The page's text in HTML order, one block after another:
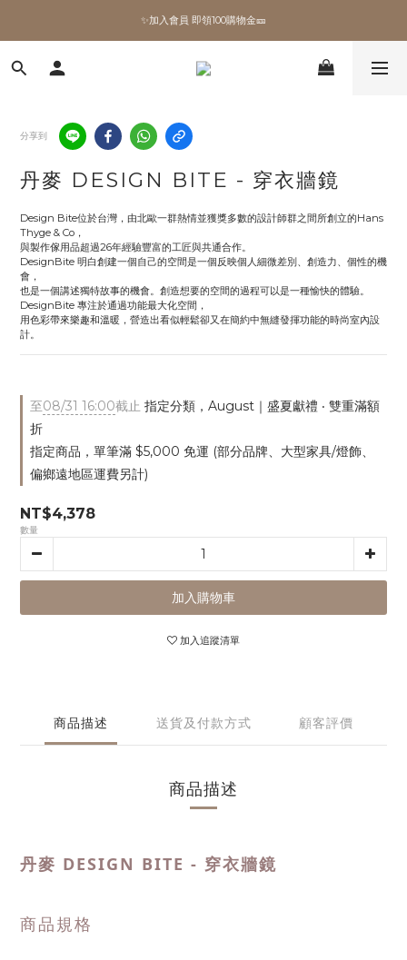
✨加入會員 即領100購物金🎫
✨加入會員 即領100購物金🎫
全館滿額現折🔥
✨加入會員 即領100購物金🎫
分享到
丹麥 DESIGN BITE - 穿衣牆鏡
Design Bite位於台灣，由北歐一群熱情並獲獎多數的設計師群之間所創立的Hans
Thyge & Co，
與製作傢用品超過26年經驗豐富的工匠與共通合作。
DesignBite 明白創建一個自己的空間是一個反映個人細微差別、創造力、個性的機
會，
也是一個講述獨特故事的機會。創造想要的空間的過程可以是一種愉快的體驗。
DesignBite 專注於通過功能最大化空間，
用色彩帶來樂趣和溫暖，營造出看似輕鬆卻又在簡約中無縫發揮功能的時尚室內設
計。
至08/31 16:00截止 指定分類，August｜盛夏獻禮 ‧ 雙重滿額
折
指定商品，單筆滿 $5,000 免運 (部分品牌、大型家具/燈飾、
偏鄉遠地區運費另計)
NT$4,378
數量
加入購物車
加入追蹤清單
商品描述 送貨及付款方式 顧客評價
商品描述
丹麥 DESIGN BITE - 穿衣牆鏡
商品規格